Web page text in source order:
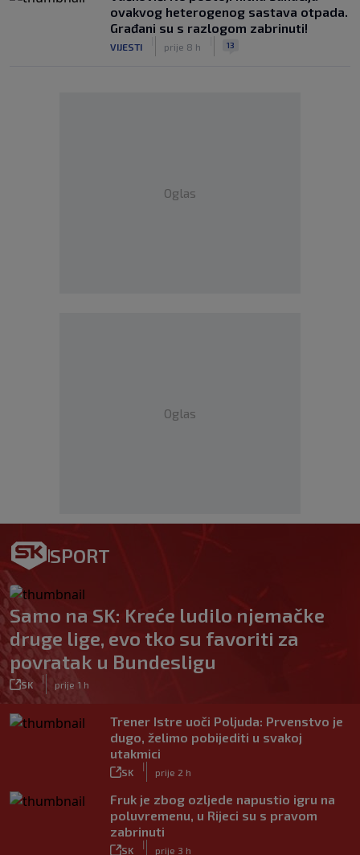
ovakvog heterogenog sastava otpada.
Građani su s razlogom zabrinuti!
VIJESTI prije 8 h 13
Oglas
Oglas
SPORT
Samo na SK: Kreće ludilo njemačke
druge lige, evo tko su favoriti za
povratak u Bundesligu
SK
|
prije 1 h
Trener Istre uoči Poljuda: Prvenstvo je
dugo, želimo pobijediti u svakoj
utakmici
SK
|
prije 2 h
Fruk je zbog ozljede napustio igru na
poluvremenu, u Rijeci su s pravom
zabrinuti
SK
|
prije 3 h